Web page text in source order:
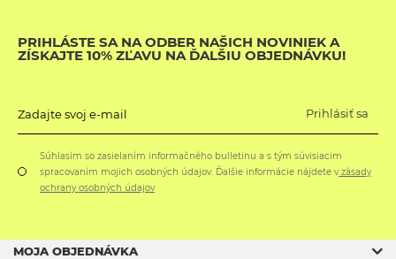
PRIHLÁSTE SA NA ODBER NAŠICH NOVINIEK A
ZÍSKAJTE 10% ZĽAVU NA ĎALŠIU OBJEDNÁVKU!
Zadajte svoj e-mail Prihlásiť sa
Súhlasím so zasielaním informačného bulletinu a s tým súvisiacim
spracovaním mojich osobných údajov. Ďalšie informácie nájdete vzásady
ochrany osobných údajov
MOJA OBJEDNÁVKA